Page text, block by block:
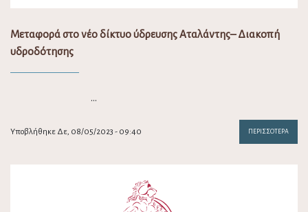
Μεταφορά στο νέο δίκτυο ύδρευσης Αταλάντης– Διακοπή
υδροδότησης
…
Υποβλήθηκε Δε, 08/05/2023 - 09:40 ΠΕΡΙΣΣΌΤΕΡΑ